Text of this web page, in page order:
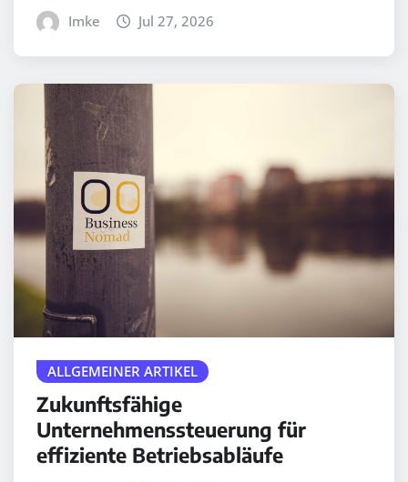
Imke Jul 27, 2026
ALLGEMEINER ARTIKEL
Zukunftsfähige
Unternehmenssteuerung für
effiziente Betriebsabläufe